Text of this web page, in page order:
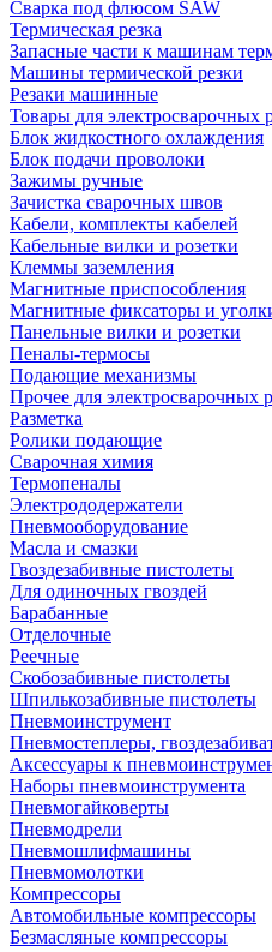
Сварка под флюсом SAW
Термическая резка
Запасные части к машинам
Машины термической резки
Резаки машинные
Товары для электросварочных
Блок жидкостного охлаждения
Блок подачи проволоки
Зажимы ручные
Зачистка сварочных швов
Кабели, комплекты кабелей
Кабельные вилки и розетки
Клеммы заземления
Магнитные приспособления
Магнитные фиксаторы и
Панельные вилки и розетки
Пеналы-термосы
Подающие механизмы
Прочее для электросварочных
Разметка
Ролики подающие
Сварочная химия
Термопеналы
Электрододержатели
Пневмооборудование
Масла и смазки
Гвоздезабивные пистолеты
Для одиночных гвоздей
Барабанные
Отделочные
Реечные
Скобозабивные пистолеты
Шпилькозабивные пистолеты
Пневмоинструмент
Пневмостеплеры,
Аксессуары к
Наборы пневмоинструмента
Пневмогайковерты
Пневмодрели
Пневмошлифмашины
Пневмомолотки
Компрессоры
Автомобильные компрессоры
Безмасляные компрессоры